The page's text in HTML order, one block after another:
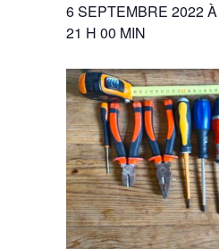
6 SEPTEMBRE 2022
21 H 00 MIN